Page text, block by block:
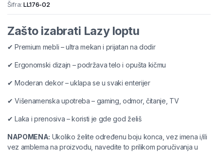
Šifra: LL176-02
Zašto izabrati Lazy loptu
✔ Premium mebli – ultra mekan i prijatan na dodir
✔ Ergonomski dizajn – podržava telo i opušta kičmu
✔ Moderan dekor – uklapa se u svaki enterijer
✔ Višenamenska upotreba – gaming, odmor, čitanje, TV
✔ Laka i prenosiva – koristi je gde god želiš
NAPOMENA: Ukoliko želite određenu boju konca, vez imena i/ili
vez amblema na proizvodu, navedite to prilikom poručivanja u